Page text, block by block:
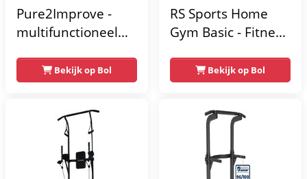
Pure2Improve -
multifunctioneel
krachtstation -
home gym -
215x111x142
Bekijk op Bol
RS Sports Home
Gym Basic - Fitness
Bekijk op Bol